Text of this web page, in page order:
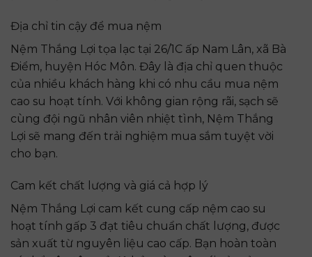
Địa chỉ tin cậy để mua nệm
Nệm Thắng Lợi tọa lạc tại 26/1C ấp Nam Lân, xã Bà
Điểm, huyện Hóc Môn. Đây là địa chỉ quen thuộc
của nhiều khách hàng khi có nhu cầu mua nệm
cao su hoạt tính. Với không gian rộng rãi, sạch sẽ
cùng đội ngũ nhân viên nhiệt tình, Nệm Thắng
Lợi sẽ mang đến trải nghiệm mua sắm tuyệt vời
cho bạn.
Cam kết chất lượng và giá cả hợp lý
Nệm Thắng Lợi cam kết cung cấp nệm cao su
hoạt tính gấp 3 đạt tiêu chuẩn chất lượng, được
sản xuất từ nguyên liệu cao cấp. Bạn hoàn toàn